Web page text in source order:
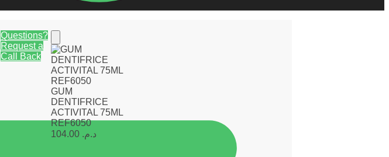
Questions?
Request a
Call Back
GUM
DENTIFRICE
ACTIVITAL 75ML
REF6050
د.م.